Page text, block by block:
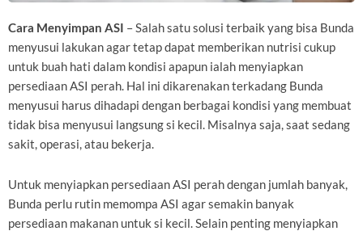
Cara Menyimpan ASI – Salah satu solusi terbaik yang bisa Bunda
menyusui lakukan agar tetap dapat memberikan nutrisi cukup
untuk buah hati dalam kondisi apapun ialah menyiapkan
persediaan ASI perah. Hal ini dikarenakan terkadang Bunda
menyusui harus dihadapi dengan berbagai kondisi yang membuat
tidak bisa menyusui langsung si kecil. Misalnya saja, saat sedang
sakit, operasi, atau bekerja.
Untuk menyiapkan persediaan ASI perah dengan jumlah banyak,
Bunda perlu rutin memompa ASI agar semakin banyak
persediaan makanan untuk si kecil. Selain penting menyiapkan